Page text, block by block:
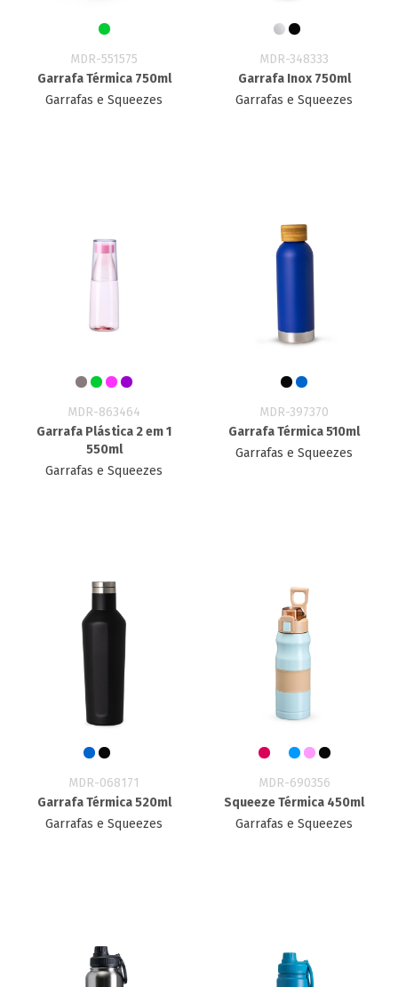
MDR-551575
Garrafa Térmica 750ml
Garrafas e Squeezes
MDR-348333
Garrafa Inox 750ml
Garrafas e Squeezes
MDR-863464
Garrafa Plástica 2 em 1
550ml
Garrafas e Squeezes
MDR-397370
Garrafa Térmica 510ml
Garrafas e Squeezes
MDR-068171
Garrafa Térmica 520ml
Garrafas e Squeezes
MDR-690356
Squeeze Térmica 450ml
Garrafas e Squeezes